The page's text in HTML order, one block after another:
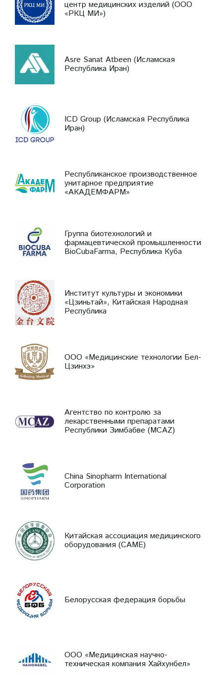
центр медицинских изделий (ООО
«РКЦ МИ»)
Asre Sanat Atbeen (Исламская
Республика Иран)
ICD Group (Исламская Республика
Иран)
Республиканское производственное
унитарное предприятие
«АКАДЕМФАРМ»
Группа биотехнологий и
фармацевтической промышленности
BioCubaFarma, Республика Куба
Институт культуры и экономики
«Цзиньтай», Китайская Народная
Республика
ООО «Медицинские технологии Бел-
Цзинхэ»
Агентство по контролю за
лекарственными препаратами
Республики Зимбабве (MCAZ)
China Sinopharm International
Corporation
Китайская ассоциация медицинского
оборудования (CAME)
Белорусская федерация борьбы
ООО «Медицинская научно-
техническая компания Хайхунбел»